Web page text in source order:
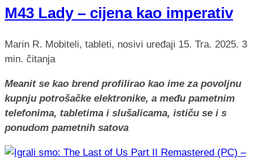
M43 Lady – cijena kao imperativ
Marin R. Mobiteli, tableti, nosivi uređaji 15. Tra. 2025. 3
min. čitanja
Meanit se kao brend profilirao kao ime za povoljnu
kupnju potrošačke elektronike, a među pametnim
telefonima, tabletima i slušalicama, ističu se i s
ponudom pametnih satova